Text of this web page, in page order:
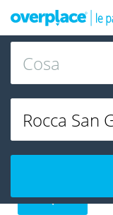
Negozi e